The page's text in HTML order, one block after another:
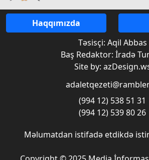
Haqqımızda
Təsisçi: Aqil Abbas
Baş Redaktor: İradə
Site by:
(994 12) 538 51 31
(994 12) 539 80 26
Məlumatdan istifadə etdikdə